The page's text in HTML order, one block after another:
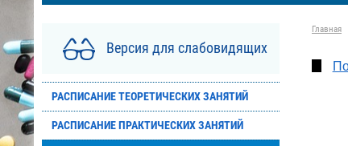
Версия для слабовидящих
РАСПИСАНИЕ ТЕОРЕТИЧЕСКИХ ЗАНЯТИЙ
РАСПИСАНИЕ ПРАКТИЧЕСКИХ ЗАНЯТИЙ
Главная